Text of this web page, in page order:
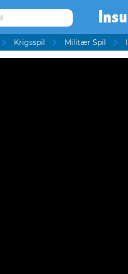
Krigsspil Militær Spil